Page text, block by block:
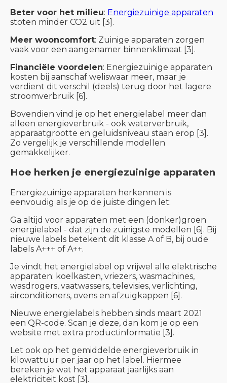
Beter voor het milieu: Energiezuinige apparaten
stoten minder CO2 uit [3].
Meer wooncomfort: Zuinige apparaten zorgen
vaak voor een aangenamer binnenklimaat [3].
Financiële voordelen: Energiezuinige apparaten
kosten bij aanschaf weliswaar meer, maar je
verdient dit verschil (deels) terug door het lagere
stroomverbruik [6].
Bovendien vind je op het energielabel meer dan
alleen energieverbruik - ook waterverbruik,
apparaatgrootte en geluidsniveau staan erop [3].
Zo vergelijk je verschillende modellen
gemakkelijker.
Hoe herken je energiezuinige apparaten
Energiezuinige apparaten herkennen is
eenvoudig als je op de juiste dingen let:
Ga altijd voor apparaten met een (donker)groen
energielabel - dat zijn de zuinigste modellen [6]. Bij
nieuwe labels betekent dit klasse A of B, bij oude
labels A+++ of A++.
Je vindt het energielabel op vrijwel alle elektrische
apparaten: koelkasten, vriezers, wasmachines,
wasdrogers, vaatwassers, televisies, verlichting,
airconditioners, ovens en afzuigkappen [6].
Nieuwe energielabels hebben sinds maart 2021
een QR-code. Scan je deze, dan kom je op een
website met extra productinformatie [3].
Let ook op het gemiddelde energieverbruik in
kilowattuur per jaar op het label. Hiermee
bereken je wat het apparaat jaarlijks aan
elektriciteit kost [3].